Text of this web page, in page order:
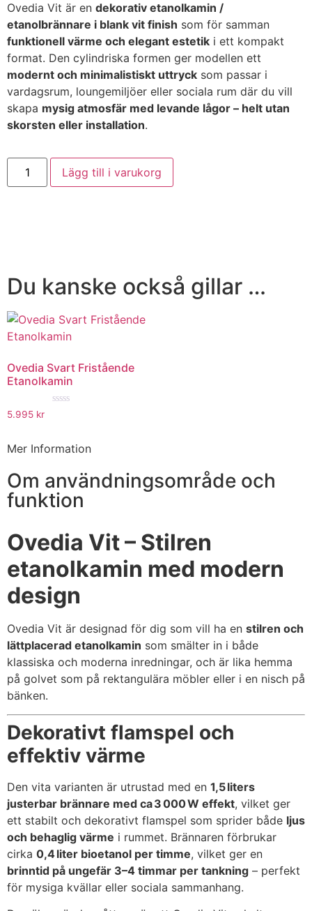
Ovedia Vit är en dekorativ etanolkamin /
etanolbrännare i blank vit finish som för samman
funktionell värme och elegant estetik i ett kompakt
format. Den cylindriska formen ger modellen ett
modernt och minimalistiskt uttryck som passar i
vardagsrum, loungemiljöer eller sociala rum där du vill
skapa mysig atmosfär med levande lågor – helt utan
skorsten eller installation.
Lägg till i varukorg
Du kanske också gillar …
Ovedia Svart Fristående
Etanolkamin
5.995 kr
Mer Information
Om användningsområde och
funktion
Ovedia Vit – Stilren
etanolkamin med modern
design
Ovedia Vit är designad för dig som vill ha en stilren och
lättplacerad etanolkamin som smälter in i både
klassiska och moderna inredningar, och är lika hemma
på golvet som på rektangulära möbler eller i en nisch på
bänken.
Dekorativt flamspel och
effektiv värme
Den vita varianten är utrustad med en 1,5 liters
justerbar brännare med ca 3 000 W effekt, vilket ger
ett stabilt och dekorativt flamspel som sprider både ljus
och behaglig värme i rummet. Brännaren förbrukar
cirka 0,4 liter bioetanol per timme, vilket ger en
brinntid på ungefär 3–4 timmar per tankning – perfekt
för mysiga kvällar eller sociala sammanhang.